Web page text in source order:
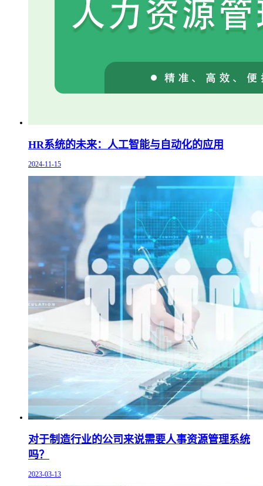
HR系统的未来：人工智能与自动化的应用
2024-11-15
对于制造行业的公司来说需要人事资源管理系统
吗？
2023-03-13